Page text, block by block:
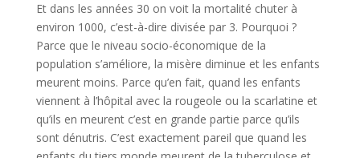
Et dans les années 30 on voit la mortalité chuter à
environ 1000, c’est-à-dire divisée par 3. Pourquoi ?
Parce que le niveau socio-économique de la
population s’améliore, la misère diminue et les enfants
meurent moins. Parce qu’en fait, quand les enfants
viennent à l’hôpital avec la rougeole ou la scarlatine et
qu’ils en meurent c’est en grande partie parce qu’ils
sont dénutris. C’est exactement pareil que quand les